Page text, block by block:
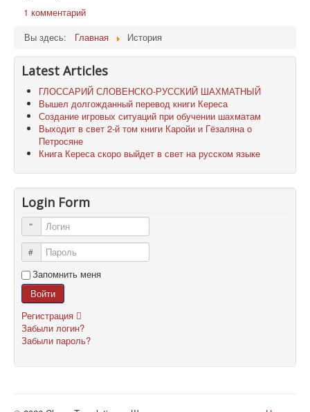
1 комментарий
Вы здесь:
Главная История
Latest Articles
ГЛОССАРИЙ СЛОВЕНСКО-РУССКИЙ ШАХМАТНЫЙ
Вышел долгожданный перевод книги Кереса
Создание игровых ситуаций при обучении шахматам
Выходит в свет 2-й том книги Каройи и Гёзаляна о
Петросяне
Книга Кереса скоро выйдет в свет на русском языке
Login Form
Логин
Пароль
Запомнить меня
Войти
Регистрация
Забыли логин?
Забыли пароль?